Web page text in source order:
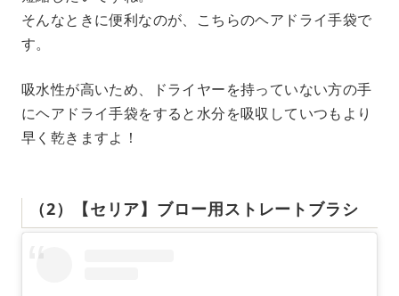
そんなときに便利なのが、こちらのヘアドライ手袋で
す。
吸水性が高いため、ドライヤーを持っていない方の手
にヘアドライ手袋をすると水分を吸収していつもより
早く乾きますよ！
（2）【セリア】ブロー用ストレートブラシ